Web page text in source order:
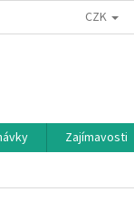
OSOBNÍCH ÚDAJŮ
CZK
Zajímavosti